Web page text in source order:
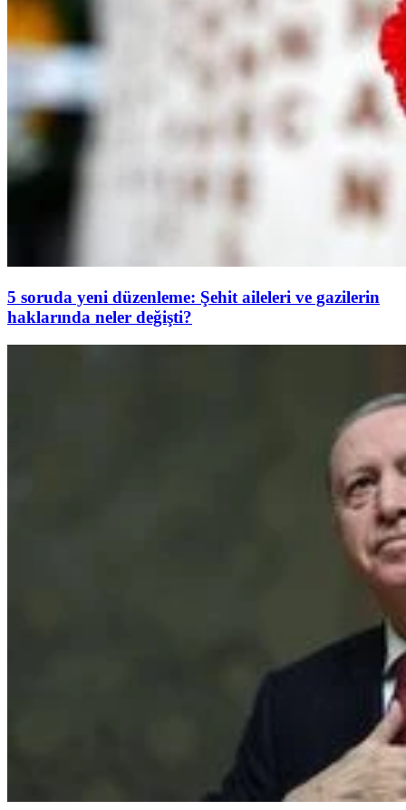
5 soruda yeni düzenleme: Şehit aileleri ve gazilerin
haklarında neler değişti?